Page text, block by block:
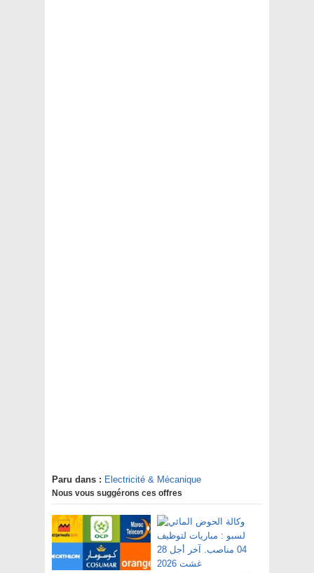
Paru dans : Electricité & Mécanique
Nous vous suggérons ces offres